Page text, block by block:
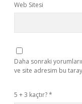
Web Sitesi
Daha sonraki
ve site adresim bu
5 + 3 kaçtır?*